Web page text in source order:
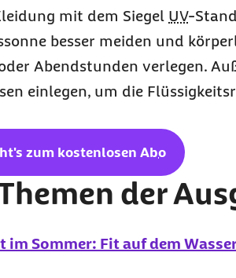
mit dem Siegel UV-
besser meiden und
Abendstunden verlegen.
einlegen, um die
zum kostenlosen Abo
der
im Sommer: Fit auf dem